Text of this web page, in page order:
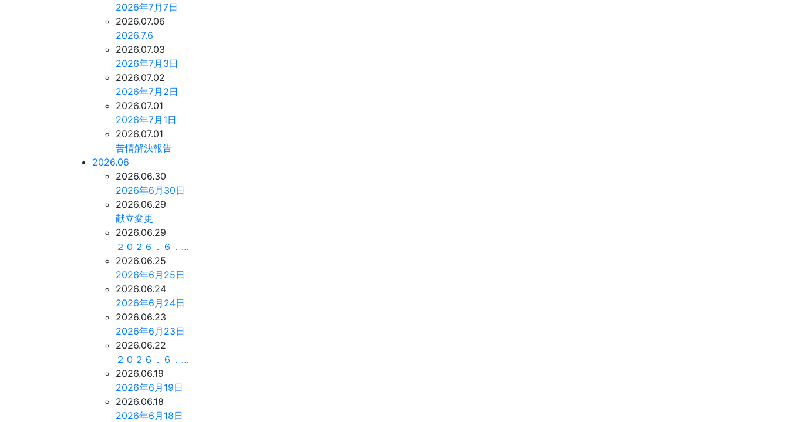
2026年7月7日
2026.07.06
2026.7.6
2026.07.03
2026年7月3日
2026.07.02
2026年7月2日
2026.07.01
2026年7月1日
2026.07.01
苦情解決報告
2026.06
2026.06.30
2026年6月30日
2026.06.29
献立変更
2026.06.29
２０２６．６．…
2026.06.25
2026年6月25日
2026.06.24
2026年6月24日
2026.06.23
2026年6月23日
2026.06.22
２０２６．６．…
2026.06.19
2026年6月19日
2026.06.18
2026年6月18日